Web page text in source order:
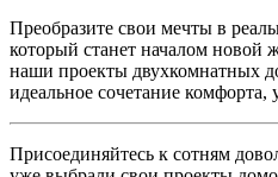
Преобразите свои мечты в
который станет началом новой
наши проекты двухкомнатных
идеальное сочетание комфорта,
Присоединяйтесь к сотням